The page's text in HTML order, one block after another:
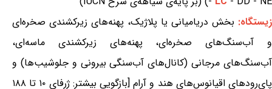
زیستگاه: بخش دریامیانی یا پلاژیک، پهنه‌های زیرکشندی صخره‌ای
و آب‌سنگ‌های صخره‌ای، پهنه‌های زیرکشندی ماسه‌ای،
آب‌سنگ‌های مرجانی (کانال‌های آب‌سنگی بیرونی و جلوشیب‌ها) و
پای‌رودهای اقیانوس‌های هند و آرام [بازگویی بیشتر: ژرفای ۱۰ تا ۱۸۸